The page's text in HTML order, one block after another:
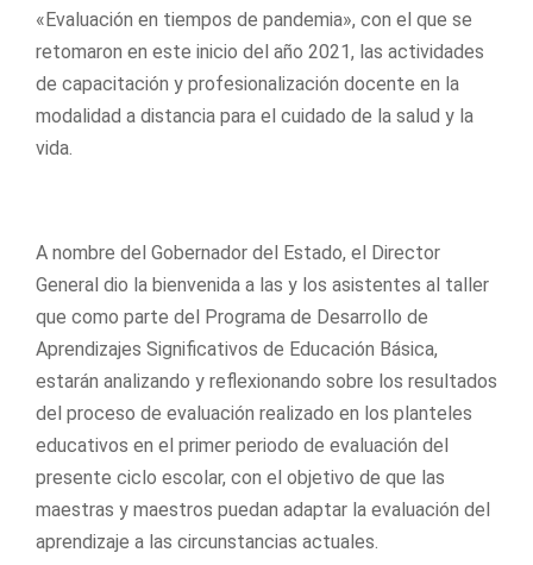
«Evaluación en tiempos de pandemia», con el que se
retomaron en este inicio del año 2021, las actividades
de capacitación y profesionalización docente en la
modalidad a distancia para el cuidado de la salud y la
vida.
A nombre del Gobernador del Estado, el Director
General dio la bienvenida a las y los asistentes al taller
que como parte del Programa de Desarrollo de
Aprendizajes Significativos de Educación Básica,
estarán analizando y reflexionando sobre los resultados
del proceso de evaluación realizado en los planteles
educativos en el primer periodo de evaluación del
presente ciclo escolar, con el objetivo de que las
maestras y maestros puedan adaptar la evaluación del
aprendizaje a las circunstancias actuales.